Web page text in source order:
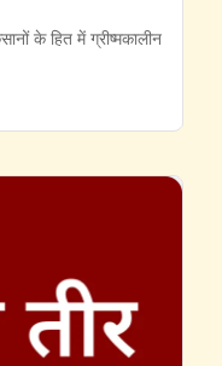
के हि‍त में ग्रीष्‍मकालीन